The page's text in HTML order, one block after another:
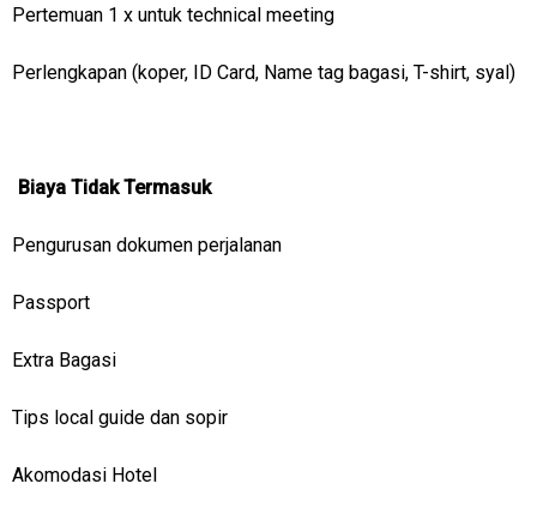
Pertemuan 1 x untuk technical meeting
Perlengkapan (koper, ID Card, Name tag bagasi, T-shirt, syal)
Biaya Tidak Termasuk
Pengurusan dokumen perjalanan
Passport
Extra Bagasi
Tips local guide dan sopir
Akomodasi Hotel